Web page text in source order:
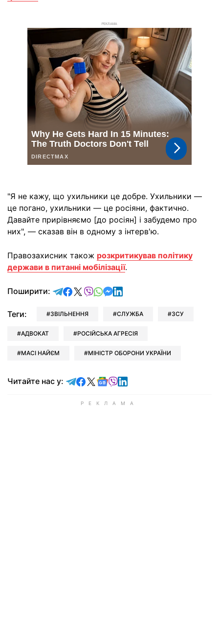
РЕКЛАМА
"Я не кажу, що ухильники це добре. Ухильники —
це погано, ухильники — це росіяни, фактично.
Давайте прирівняємо [до росіян] і забудемо про
них", — сказав він в одному з інтерв'ю.
Правозахисник також розкритикував політику
держави в питанні мобілізації.
Поширити: відправити у Telegram
поділитись у Facebook
поділитись у X
відправити у Viber
відправити у Whatsapp
відправити у Messenger
відправити у LinkedIn
Теги: ЗВІЛЬНЕННЯ СЛУЖБА ЗСУ
АДВОКАТ РОСІЙСЬКА АГРЕСІЯ
МАСІ НАЙЄМ МІНІСТР ОБОРОНИ УКРАЇНИ
Читайте нас у: Читайте у Telegram
Читайте у Facebook
Читайте у X
Читайте у Google news
Читайте у Viber
Читайте у LinkedIn